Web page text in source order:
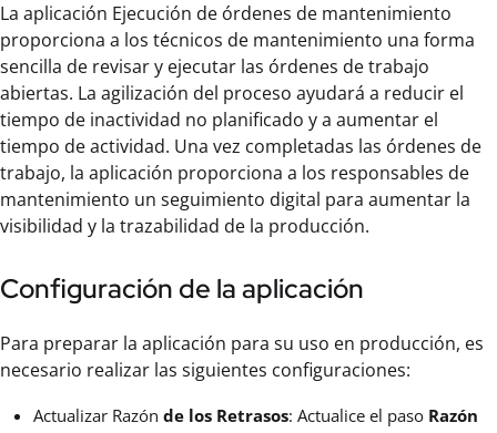
La aplicación Ejecución de órdenes de mantenimiento
proporciona a los técnicos de mantenimiento una forma
sencilla de revisar y ejecutar las órdenes de trabajo
abiertas. La agilización del proceso ayudará a reducir el
tiempo de inactividad no planificado y a aumentar el
tiempo de actividad. Una vez completadas las órdenes de
trabajo, la aplicación proporciona a los responsables de
mantenimiento un seguimiento digital para aumentar la
visibilidad y la trazabilidad de la producción.
Configuración de la aplicación
Para preparar la aplicación para su uso en producción, es
necesario realizar las siguientes configuraciones:
Actualizar Razón de los Retrasos: Actualice el paso Razón